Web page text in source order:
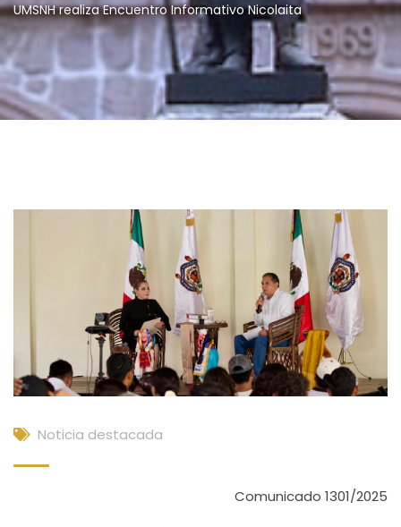
UMSNH realiza Encuentro Informativo Nicolaita
Noticia destacada
Comunicado 1301/2025